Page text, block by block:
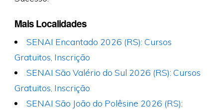
Mais Localidades
SENAI Encantado 2026 (RS): Cursos
Gratuitos, Inscrição
SENAI São Valério do Sul 2026 (RS): Cursos
Gratuitos, Inscrição
SENAI São João do Polêsine 2026 (RS):